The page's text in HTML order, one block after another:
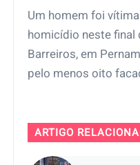
Um homem foi
homicídio neste final
Barreiros, em
pelo menos oito
ARTIGO